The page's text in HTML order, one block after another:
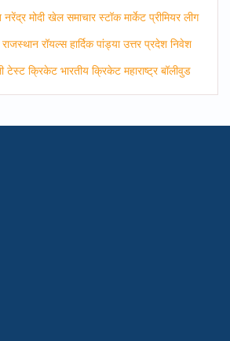
नरेंद्र मोदी खेल समाचार स्टॉक मार्केट प्रीमियर लीग
राजस्थान रॉयल्स हार्दिक पांड्या उत्तर प्रदेश निवेश
टेस्ट क्रिकेट भारतीय क्रिकेट महाराष्ट्र बॉलीवुड